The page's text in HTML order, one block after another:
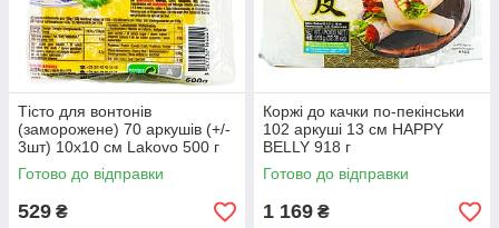
Тісто для вонтонів
(заморожене) 70 аркушів (+/-
3шт) 10х10 см Lakovo 500 г
Готово до відправки
529 ₴
Коржі до качки по-пекінськи
102 аркуші 13 см HAPPY
BELLY 918 г
Готово до відправки
1 169 ₴